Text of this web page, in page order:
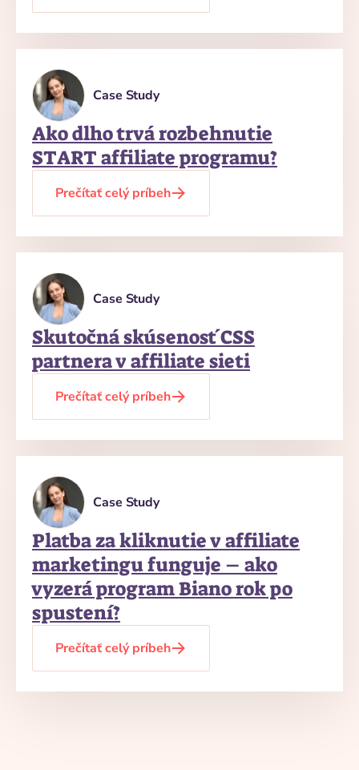
Case Study
Ako dlho trvá rozbehnutie
START affiliate programu?
Prečítať celý príbeh
Case Study
Skutočná skúsenosť CSS
partnera v affiliate sieti
Prečítať celý príbeh
Case Study
Platba za kliknutie v affiliate
marketingu funguje – ako
vyzerá program Biano rok po
spustení?
Prečítať celý príbeh